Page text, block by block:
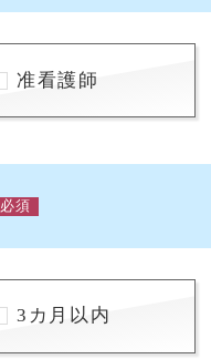
准看護師
必須
3カ月以内